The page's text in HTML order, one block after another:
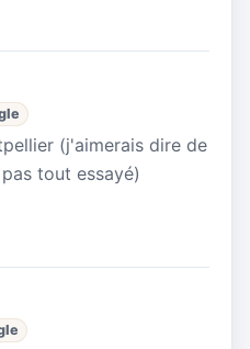
(j'aimerais dire de
tout essayé)